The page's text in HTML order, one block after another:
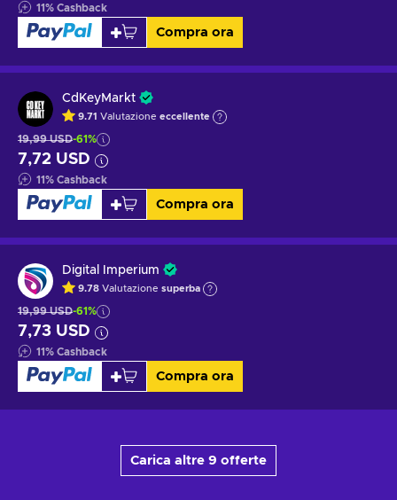
11% Cashback
Compra ora
CdKeyMarkt
9.71 Valutazione eccellente
19,99 USD-61%
7,72 USD
11% Cashback
Compra ora
Digital Imperium
9.78 Valutazione superba
19,99 USD-61%
7,73 USD
11% Cashback
Compra ora
Carica altre 9 offerte